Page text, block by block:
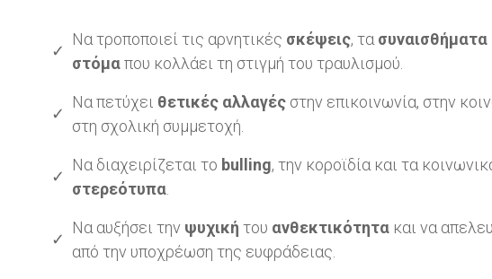
✓
Να τροποποιεί τις αρνητικές σκέψεις, τα συναισθήματα
στόμαπου κολλάει τη στιγμή του τραυλισμού.
✓
Να πετύχει θετικές αλλαγέςστην επικοινωνία, στην
στη σχολική συμμετοχή.
✓
Να διαχειρίζεται το bulling, την κοροϊδία και τα
στερεότυπα.
✓
Να αυξήσει την ψυχική του ανθεκτικότητακαι να
από την υποχρέωση της ευφράδειας.